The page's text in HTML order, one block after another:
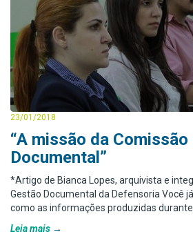
23/01/2018
“A missão da
Documental”
*Artigo de Bianca Lopes, arquivista e
Gestão Documental da Defensoria Você
como as informações produzidas
Leia mais